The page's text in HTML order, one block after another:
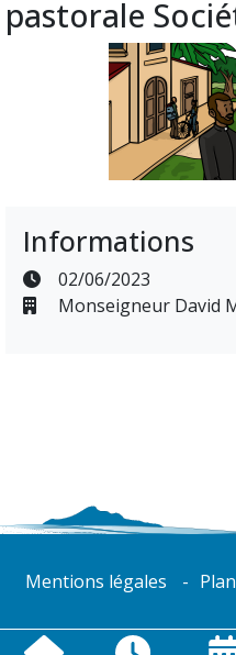
pastorale
Informations
02/06/2023
Monseigneur David
Mentions légales